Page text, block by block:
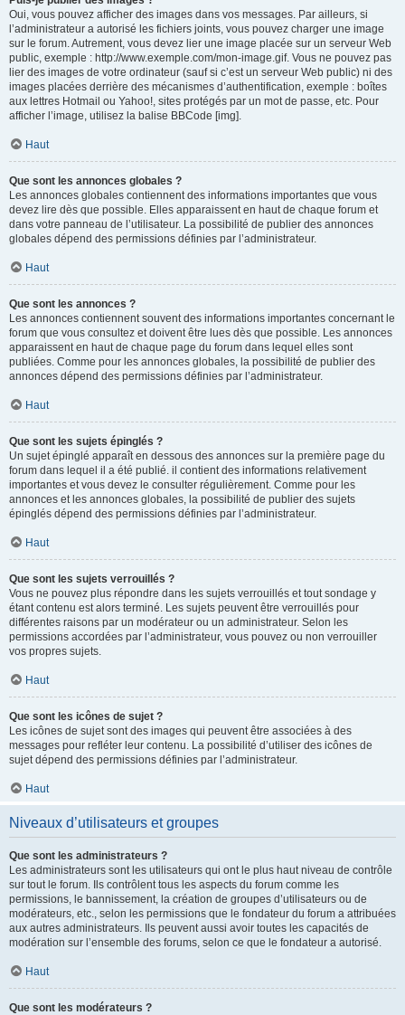
Oui, vous pouvez afficher des images dans vos messages. Par ailleurs, si
l’administrateur a autorisé les fichiers joints, vous pouvez charger une image
sur le forum. Autrement, vous devez lier une image placée sur un serveur Web
public, exemple : http://www.exemple.com/mon-image.gif. Vous ne pouvez pas
lier des images de votre ordinateur (sauf si c’est un serveur Web public) ni des
images placées derrière des mécanismes d’authentification, exemple : boîtes
aux lettres Hotmail ou Yahoo!, sites protégés par un mot de passe, etc. Pour
afficher l’image, utilisez la balise BBCode [img].
Haut
Que sont les annonces globales ?
Les annonces globales contiennent des informations importantes que vous
devez lire dès que possible. Elles apparaissent en haut de chaque forum et
dans votre panneau de l’utilisateur. La possibilité de publier des annonces
globales dépend des permissions définies par l’administrateur.
Haut
Que sont les annonces ?
Les annonces contiennent souvent des informations importantes concernant le
forum que vous consultez et doivent être lues dès que possible. Les annonces
apparaissent en haut de chaque page du forum dans lequel elles sont
publiées. Comme pour les annonces globales, la possibilité de publier des
annonces dépend des permissions définies par l’administrateur.
Haut
Que sont les sujets épinglés ?
Un sujet épinglé apparaît en dessous des annonces sur la première page du
forum dans lequel il a été publié. il contient des informations relativement
importantes et vous devez le consulter régulièrement. Comme pour les
annonces et les annonces globales, la possibilité de publier des sujets
épinglés dépend des permissions définies par l’administrateur.
Haut
Que sont les sujets verrouillés ?
Vous ne pouvez plus répondre dans les sujets verrouillés et tout sondage y
étant contenu est alors terminé. Les sujets peuvent être verrouillés pour
différentes raisons par un modérateur ou un administrateur. Selon les
permissions accordées par l’administrateur, vous pouvez ou non verrouiller
vos propres sujets.
Haut
Que sont les icônes de sujet ?
Les icônes de sujet sont des images qui peuvent être associées à des
messages pour refléter leur contenu. La possibilité d’utiliser des icônes de
sujet dépend des permissions définies par l’administrateur.
Haut
Niveaux d’utilisateurs et groupes
Que sont les administrateurs ?
Les administrateurs sont les utilisateurs qui ont le plus haut niveau de contrôle
sur tout le forum. Ils contrôlent tous les aspects du forum comme les
permissions, le bannissement, la création de groupes d’utilisateurs ou de
modérateurs, etc., selon les permissions que le fondateur du forum a attribuées
aux autres administrateurs. Ils peuvent aussi avoir toutes les capacités de
modération sur l’ensemble des forums, selon ce que le fondateur a autorisé.
Haut
Que sont les modérateurs ?